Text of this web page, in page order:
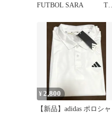
FUTBOL SARA Tシ
¥2,800
【新品】adidas ポロシャ